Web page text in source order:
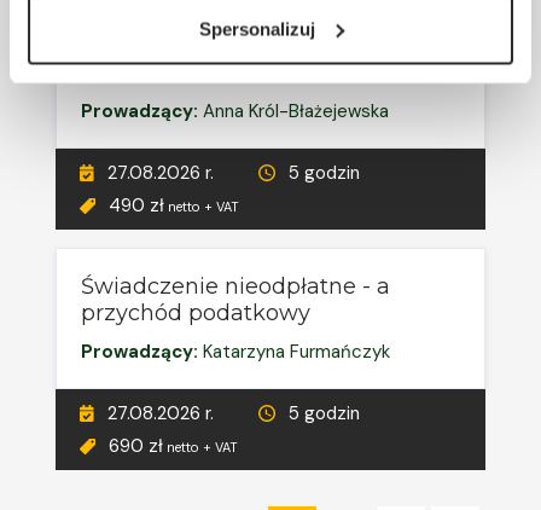
Spersonalizuj
Środki trwałe w budowie
Prowadzący: Anna Król-Błażejewska
27.08.2026 r.
5 godzin
490 zł netto + VAT
Świadczenie nieodpłatne - a
przychód podatkowy
Prowadzący: Katarzyna Furmańczyk
27.08.2026 r.
5 godzin
690 zł netto + VAT